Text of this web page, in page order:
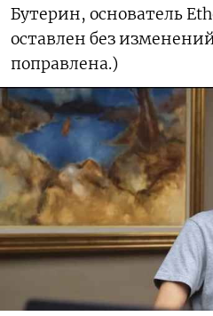
Бутерин, основатель
оставлен без
поправлена.)